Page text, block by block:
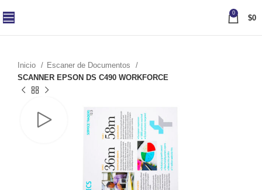
0
$0
Inicio
Escaner de Documentos
SCANNER EPSON DS C490 WORKFORCE